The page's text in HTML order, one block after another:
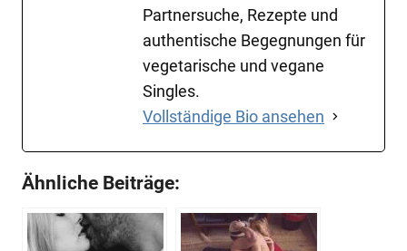
Partnersuche, Rezepte und
authentische Begegnungen für
vegetarische und vegane
Singles.
Vollständige Bio ansehen
Ähnliche Beiträge: